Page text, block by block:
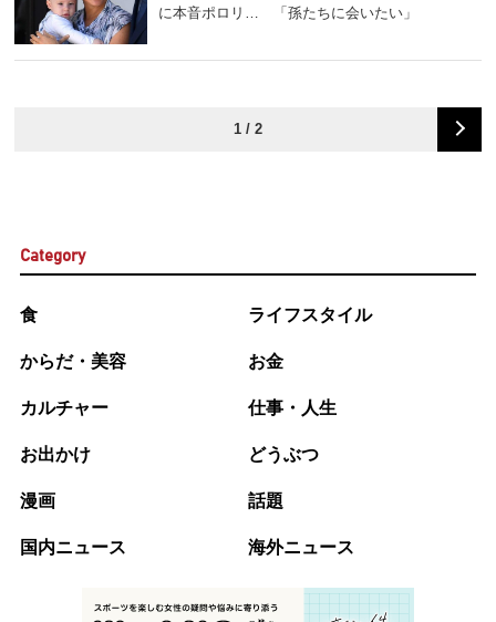
に本音ポロリ… 「孫たちに会いたい」
1 / 2
Category
食 ライフスタイル
からだ・美容 お金
カルチャー 仕事・人生
お出かけ どうぶつ
漫画 話題
国内ニュース 海外ニュース